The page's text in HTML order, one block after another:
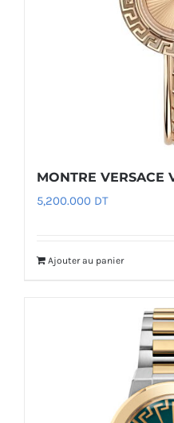
MONTRE VERSACE
5,200.000 DT
Ajouter au panier